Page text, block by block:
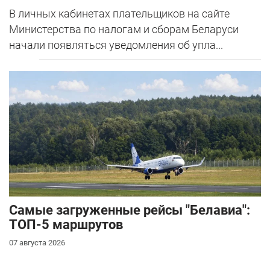
В личных кабинетах плательщиков на сайте
Министерства по налогам и сборам Беларуси
начали появляться уведомления об упла...
Самые загруженные рейсы "Белавиа":
ТОП-5 маршрутов
07 августа 2026